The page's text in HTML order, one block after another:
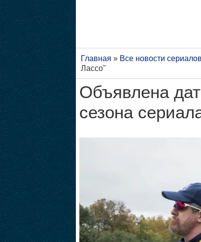
Главная » Все новости сериалов
Лассо"
Объявлена
сезона